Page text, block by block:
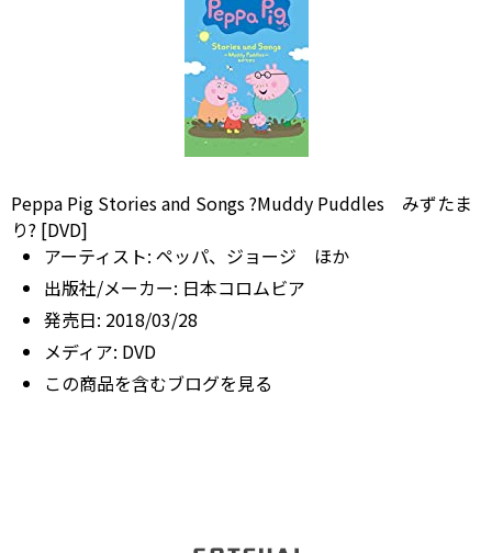
Peppa Pig Stories and Songs ?Muddy Puddles みずたま
り? [DVD]
アーティスト: ペッパ、ジョージ ほか
出版社/メーカー: 日本コロムビア
発売日: 2018/03/28
メディア: DVD
この商品を含むブログを見る